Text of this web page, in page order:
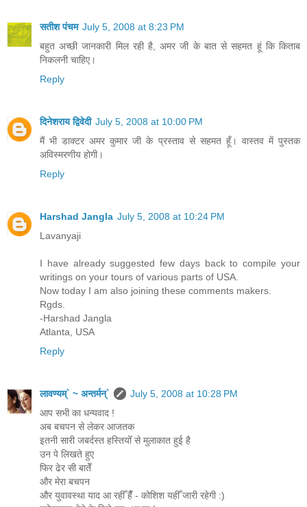
सतीश पंचम July 5, 2008 at 8:23 PM
बहुत अच्छी जानकारी मिल रही है, अमर जी के बात से सहमत हूं कि किताब
निकलनी चाहिए।
Reply
दिनेशराय द्विवेदी July 5, 2008 at 10:00 PM
मैं भी डाक्टर अमर कुमार जी के प्रस्ताव से सहमत हूँ। वास्तव में पुस्तक
अविस्मरणीय होगी।
Reply
Harshad Jangla July 5, 2008 at 10:24 PM
Lavanyaji
I have already suggested few days back to compile your
writings on your tours of various parts of USA.
Now today I am also joining these comments makers.
Rgds.
-Harshad Jangla
Atlanta, USA
Reply
लावण्यम्` ~ अन्तर्मन्`
July 5, 2008 at 10:28 PM
आप सभी का धन्यवाद !
अब बचपन से लेकर आजतक
इतनी सारी जबर्दस्त हस्तियोँ से मुलाकात हुई है
उन पे लिखते हुए
फिर ढेर सी बातेँ
और मेरा बचपन
और युवावस्था याद आ रहीँ हैँ - कोशिश यहीँ जारी रहेगी :)